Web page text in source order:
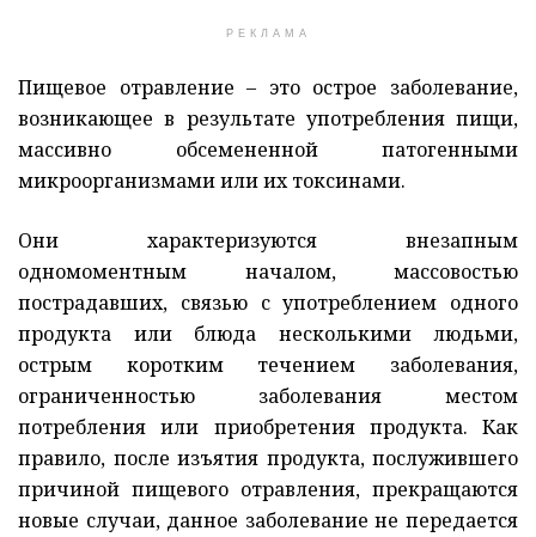
РЕКЛАМА
Пищевое отравление – это острое заболевание,
возникающее в результате употребления пищи,
массивно обсемененной патогенными
микроорганизмами или их токсинами.
Они характеризуются внезапным
одномоментным началом, массовостью
пострадавших, связью с употреблением одного
продукта или блюда несколькими людьми,
острым коротким течением заболевания,
ограниченностью заболевания местом
потребления или приобретения продукта. Как
правило, после изъятия продукта, послужившего
причиной пищевого отравления, прекращаются
новые случаи, данное заболевание не передается